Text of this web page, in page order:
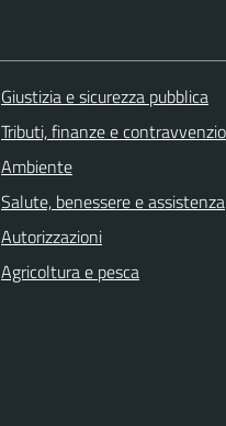
Giustizia e sicurezza pubblica
Tributi, finanze e
Ambiente
Salute, benessere e assistenza
Autorizzazioni
Agricoltura e pesca